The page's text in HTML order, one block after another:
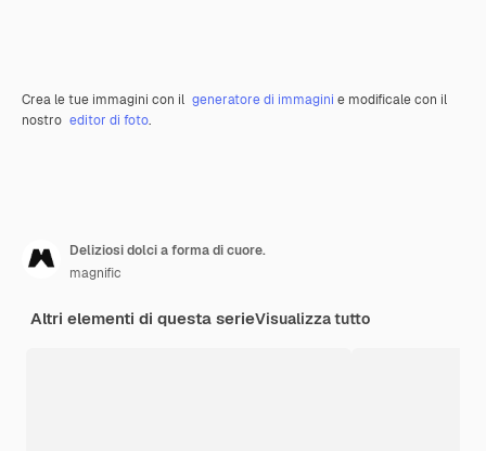
Crea le tue immagini con il generatore di immagini e modificale con il
nostro editor di foto.
Deliziosi dolci a forma di cuore.
magnific
Altri elementi di questa serieVisualizza tutto